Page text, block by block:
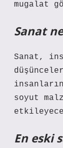
mugalat
Sanat
Sanat,
soyut
En eski